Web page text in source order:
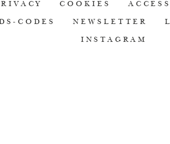
COOKIES
CODES NEWSLETTER
INSTAGRAM